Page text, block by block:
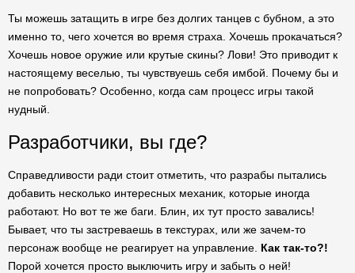
Ты можешь затащить в игре без долгих танцев с бубном, а это
именно то, чего хочется во время страха. Хочешь прокачаться?
Хочешь новое оружие или крутые скины? Лови! Это приводит к
настоящему веселью, ты чувствуешь себя имбой. Почему бы и
не попробовать? Особенно, когда сам процесс игры такой
нудный.
Разработчики, вы где?
Справедливости ради стоит отметить, что разрабы пытались
добавить несколько интересных механик, которые иногда
работают. Но вот те же баги. Блин, их тут просто завались!
Бывает, что ты застреваешь в текстурах, или же зачем-то
персонаж вообще не реагирует на управление. Как так-то?!
Порой хочется просто выключить игру и забыть о ней!